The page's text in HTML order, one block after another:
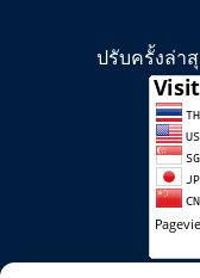
ปรับครั้งล่า